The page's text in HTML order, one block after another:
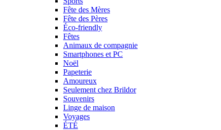
Fête des Mères
Fête des Pères
Éco-friendly
Fêtes
Animaux de compagnie
Smartphones et PC
Noël
Papeterie
Amoureux
Seulement chez Brildor
Souvenirs
Linge de maison
Voyages
ÉTÉ